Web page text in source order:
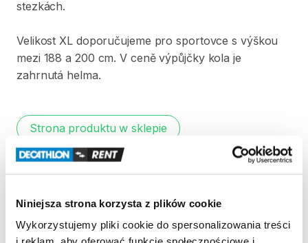
Niniejsza strona korzysta z plików cookie
Wykorzystujemy pliki cookie do spersonalizowania treści
stezkách.
Velikost XL doporučujeme pro sportovce s výškou
mezi 188 a 200 cm. V ceně výpůjčky kola je
zahrnutá helma.
Strona produktu w sklepie
Zasady wypożyczenia
REGULAMIN